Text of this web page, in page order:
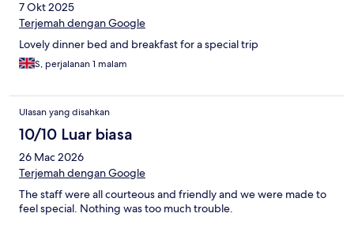
7 Okt 2025
Terjemah dengan Google
Lovely dinner bed and breakfast for a special trip
S, perjalanan 1 malam
Ulasan yang disahkan
10/10 Luar biasa
26 Mac 2026
Terjemah dengan Google
The staff were all courteous and friendly and we were made to
feel special. Nothing was too much trouble.